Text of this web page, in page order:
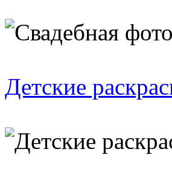
Детские